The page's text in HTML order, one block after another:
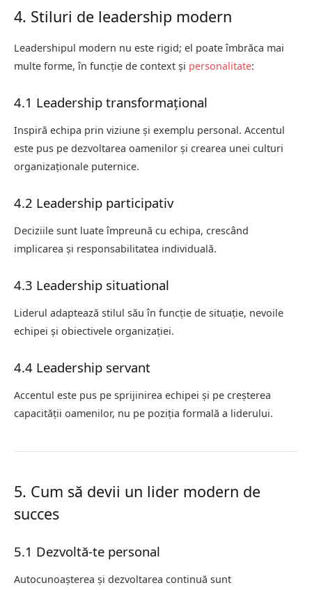
4. Stiluri de leadership modern
Leadershipul modern nu este rigid; el poate îmbrăca mai
multe forme, în funcție de context și personalitate:
4.1 Leadership transformațional
Inspiră echipa prin viziune și exemplu personal. Accentul
este pus pe dezvoltarea oamenilor și crearea unei culturi
organizaționale puternice.
4.2 Leadership participativ
Deciziile sunt luate împreună cu echipa, crescând
implicarea și responsabilitatea individuală.
4.3 Leadership situational
Liderul adaptează stilul său în funcție de situație, nevoile
echipei și obiectivele organizației.
4.4 Leadership servant
Accentul este pus pe sprijinirea echipei și pe creșterea
capacității oamenilor, nu pe poziția formală a liderului.
5. Cum să devii un lider modern de
succes
5.1 Dezvoltă-te personal
Autocunoașterea și dezvoltarea continuă sunt